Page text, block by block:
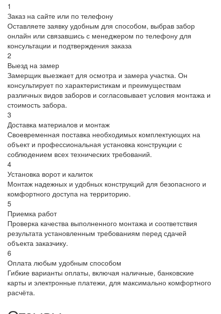
1
Заказ на сайте или по телефону
Оставляете заявку удобным для способом, выбрав забор
онлайн или связавшись с менеджером по телефону для
консультации и подтверждения заказа
2
Выезд на замер
Замерщик выезжает для осмотра и замера участка. Он
консультирует по характеристикам и преимуществам
различных видов заборов и согласовывает условия монтажа и
стоимость забора.
3
Доставка материалов и монтаж
Своевременная поставка необходимых комплектующих на
объект и профессиональная установка конструкции с
соблюдением всех технических требований.
4
Установка ворот и калиток
Монтаж надежных и удобных конструкций для безопасного и
комфортного доступа на территорию.
5
Приемка работ
Проверка качества выполненного монтажа и соответствия
результата установленным требованиям перед сдачей
объекта заказчику.
6
Оплата любым удобным способом
Гибкие варианты оплаты, включая наличные, банковские
карты и электронные платежи, для максимально комфортного
расчёта.